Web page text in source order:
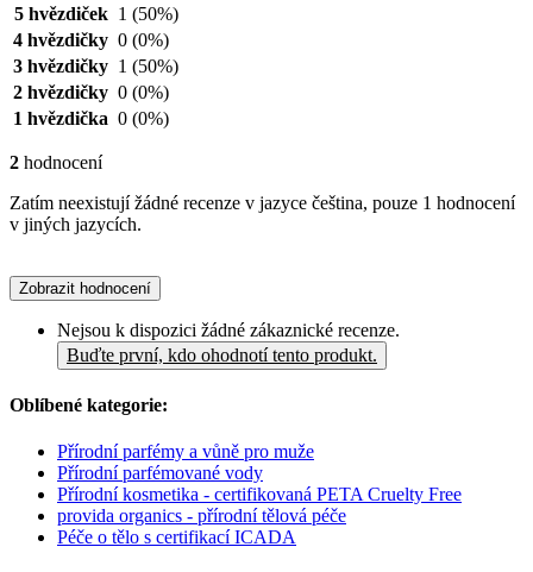
5 hvězdiček 1 (50%)
4 hvězdičky 0 (0%)
3 hvězdičky 1 (50%)
2 hvězdičky 0 (0%)
1 hvězdička 0 (0%)
2 hodnocení
Zatím neexistují žádné recenze v jazyce čeština, pouze 1 hodnocení
v jiných jazycích.
Zobrazit hodnocení
Nejsou k dispozici žádné zákaznické recenze.
Buďte první, kdo ohodnotí tento produkt.
Oblíbené kategorie:
Přírodní parfémy a vůně pro muže
Přírodní parfémované vody
Přírodní kosmetika - certifikovaná PETA Cruelty Free
provida organics - přírodní tělová péče
Péče o tělo s certifikací ICADA